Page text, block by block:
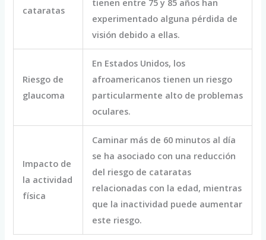
cataratas
experimentado alguna pérdida de
visión debido a ellas.
Riesgo de
glaucoma
En Estados Unidos, los
afroamericanos tienen un riesgo
particularmente alto de problemas
oculares.
Impacto de
la actividad
física
Caminar más de 60 minutos al día
se ha asociado con una reducción
del riesgo de cataratas
relacionadas con la edad, mientras
que la inactividad puede aumentar
este riesgo.